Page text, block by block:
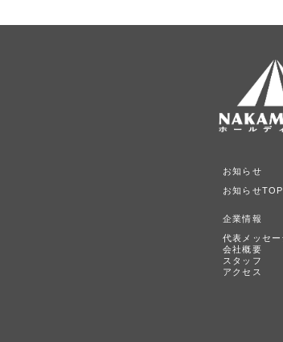
お知らせ
お知らせTOP
企業情報
代表メッセー
会社概要
スタッフ
アクセス